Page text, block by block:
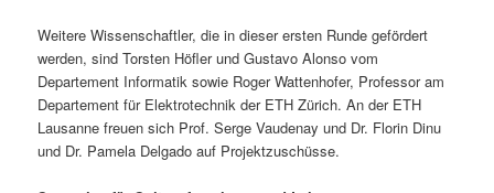
Weitere Wissenschaftler, die in dieser ersten Runde gefördert
werden, sind Torsten Höfler und Gustavo Alonso vom
Departement Informatik sowie Roger Wattenhofer, Professor am
Departement für Elektrotechnik der ETH Zürich. An der ETH
Lausanne freuen sich Prof. Serge Vaudenay und Dr. Florin Dinu
und Dr. Pamela Delgado auf Projektzuschüsse.